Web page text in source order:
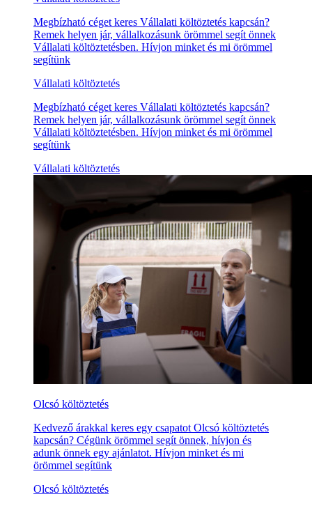
Megbízható céget keres Vállalati költöztetés kapcsán?
Remek helyen jár, vállalkozásunk örömmel segít önnek
Vállalati költöztetésben. Hívjon minket és mi örömmel
segítünk
Vállalati költöztetés
Megbízható céget keres Vállalati költöztetés kapcsán?
Remek helyen jár, vállalkozásunk örömmel segít önnek
Vállalati költöztetésben. Hívjon minket és mi örömmel
segítünk
Vállalati költöztetés
Olcsó költöztetés
Kedvező árakkal keres egy csapatot Olcsó költöztetés
kapcsán? Cégünk örömmel segít önnek, hívjon és
adunk önnek egy ajánlatot. Hívjon minket és mi
örömmel segítünk
Olcsó költöztetés